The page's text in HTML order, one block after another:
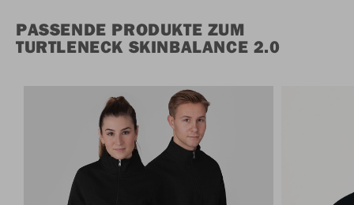
PASSENDE PRODUKTE ZUM
TURTLENECK SKINBALANCE 2.0